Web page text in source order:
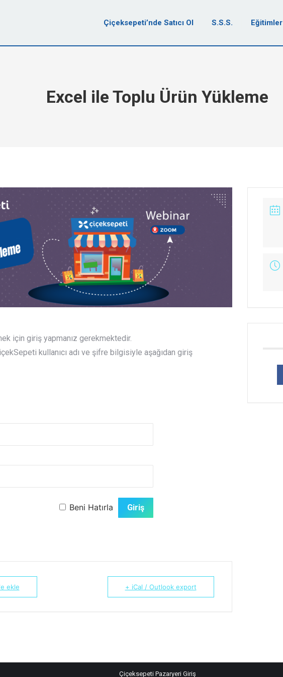
Çiçeksepeti’nde Satıcı Ol S.S.S. Eğitimler
Excel ile Toplu Ürün Yükleme
için giriş yapmanız gerekmektedir.
kullanıcı adı ve şifre bilgisiyle aşağıdan giriş
Beni Hatırla
ekle + iCal / Outlook export
Çiçeksepeti Pazaryeri Giriş